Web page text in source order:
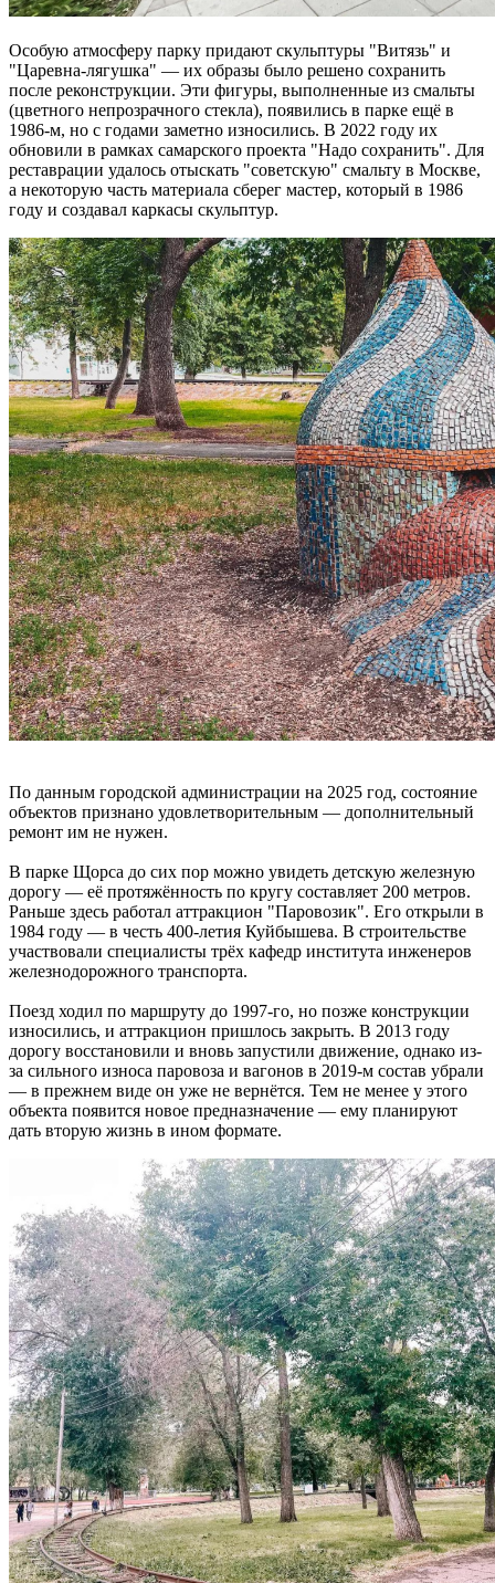
Особую атмосферу парку придают скульптуры "Витязь" и
"Царевна-лягушка" — их образы было решено сохранить
после реконструкции. Эти фигуры, выполненные из смальты
(цветного непрозрачного стекла), появились в парке ещё в
1986-м, но с годами заметно износились. В 2022 году их
обновили в рамках самарского проекта "Надо сохранить". Для
реставрации удалось отыскать "советскую" смальту в Москве,
а некоторую часть материала сберег мастер, который в 1986
году и создавал каркасы скульптур.
По данным городской администрации на 2025 год, состояние
объектов признано удовлетворительным — дополнительный
ремонт им не нужен.
В парке Щорса до сих пор можно увидеть детскую железную
дорогу — её протяжённость по кругу составляет 200 метров.
Раньше здесь работал аттракцион "Паровозик". Его открыли в
1984 году — в честь 400-летия Куйбышева. В строительстве
участвовали специалисты трёх кафедр института инженеров
железнодорожного транспорта.
Поезд ходил по маршруту до 1997-го, но позже конструкции
износились, и аттракцион пришлось закрыть. В 2013 году
дорогу восстановили и вновь запустили движение, однако из-
за сильного износа паровоза и вагонов в 2019-м состав убрали
— в прежнем виде он уже не вернётся. Тем не менее у этого
объекта появится новое предназначение — ему планируют
дать вторую жизнь в ином формате.